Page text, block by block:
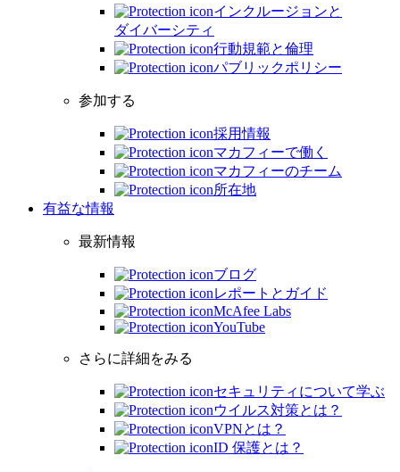
インクルージョンと
ダイバーシティ
行動規範と倫理
パブリックポリシー
参加する
採用情報
マカフィーで働く
マカフィーのチーム
所在地
有益な情報
最新情報
ブログ
レポートとガイド
McAfee Labs
YouTube
さらに詳細をみる
セキュリティについて学ぶ
ウイルス対策とは？
VPNとは？
ID 保護とは？